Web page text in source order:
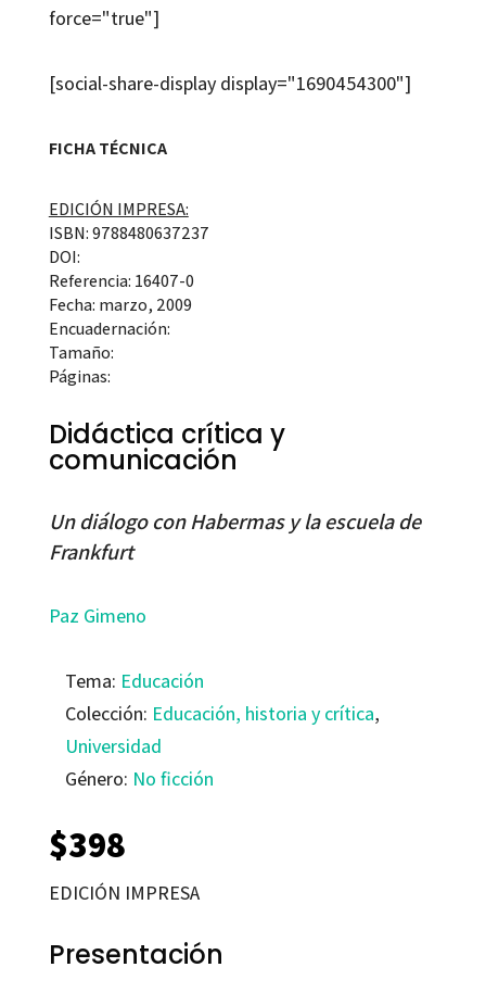
force="true"]
[social-share-display display="1690454300"]
FICHA TÉCNICA
EDICIÓN IMPRESA:
ISBN: 9788480637237
DOI:
Referencia: 16407-0
Fecha: marzo, 2009
Encuadernación:
Tamaño:
Páginas:
Didáctica crítica y
comunicación
Un diálogo con Habermas y la escuela de
Frankfurt
Paz Gimeno
Tema: Educación
Colección: Educación, historia y crítica,
Universidad
Género: No ficción
$398
EDICIÓN IMPRESA
Presentación